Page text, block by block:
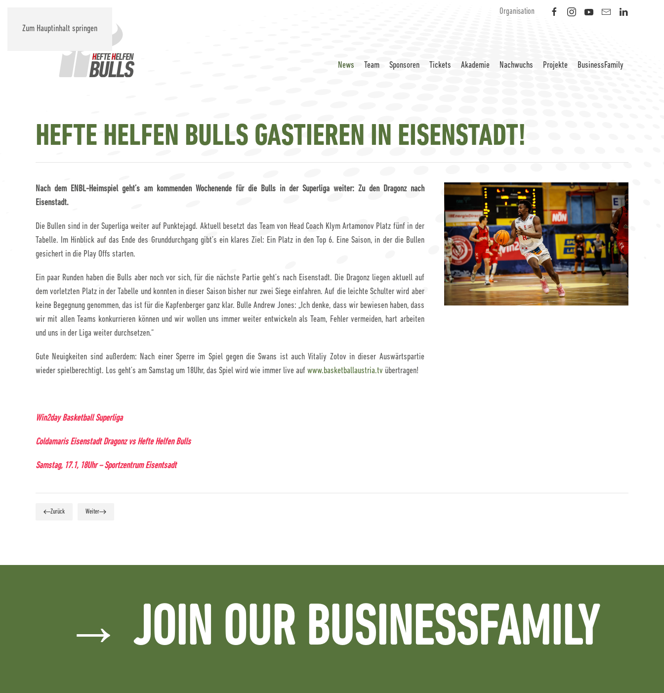
Zum Hauptinhalt springen
Organisation
News Team Sponsoren Tickets Akademie Nachwuchs Projekte BusinessFamily
HEFTE HELFEN BULLS GASTIEREN IN EISENSTADT!
Nach dem ENBL-Heimspiel geht’s am kommenden Wochenende für die Bulls in der Superliga weiter: Zu den Dragonz nach
Eisenstadt.
Die Bullen sind in der Superliga weiter auf Punktejagd. Aktuell besetzt das Team von Head Coach Klym Artamonov Platz fünf in der
Tabelle. Im Hinblick auf das Ende des Grunddurchgang gibt’s ein klares Ziel: Ein Platz in den Top 6. Eine Saison, in der die Bullen
gesichert in die Play Offs starten.
Ein paar Runden haben die Bulls aber noch vor sich, für die nächste Partie geht’s nach Eisenstadt. Die Dragonz liegen aktuell auf
dem vorletzten Platz in der Tabelle und konnten in dieser Saison bisher nur zwei Siege einfahren. Auf die leichte Schulter wird aber
keine Begegnung genommen, das ist für die Kapfenberger ganz klar. Bulle Andrew Jones: „Ich denke, dass wir bewiesen haben, dass
wir mit allen Teams konkurrieren können und wir wollen uns immer weiter entwickeln als Team, Fehler vermeiden, hart arbeiten
und uns in der Liga weiter durchsetzen.“
Gute Neuigkeiten sind außerdem: Nach einer Sperre im Spiel gegen die Swans ist auch Vitaliy Zotov in dieser Auswärtspartie
wieder spielberechtigt. Los geht’s am Samstag um 18Uhr, das Spiel wird wie immer live auf www.basketballaustria.tv übertragen!
Win2day Basketball Superliga
Coldamaris Eisenstadt Dragonz vs Hefte Helfen Bulls
Samstag, 17.1, 18Uhr – Sportzentrum Eisentsadt
Zurück Weiter
→ JOIN OUR BUSINESSFAMILY